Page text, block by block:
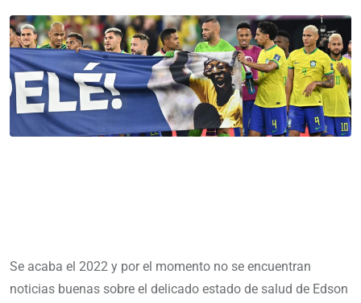
Se acaba el 2022 y por el momento no se encuentran
noticias buenas sobre el delicado estado de salud de Edson